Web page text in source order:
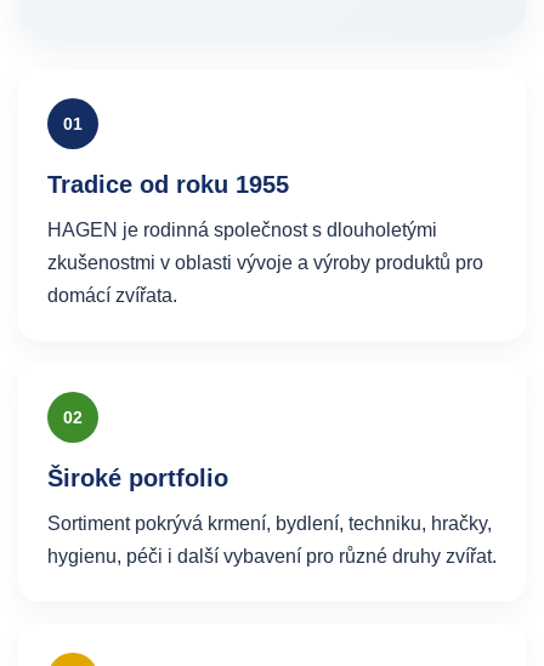
01
Tradice od roku 1955
HAGEN je rodinná společnost s dlouholetými
zkušenostmi v oblasti vývoje a výroby produktů pro
domácí zvířata.
02
Široké portfolio
Sortiment pokrývá krmení, bydlení, techniku, hračky,
hygienu, péči i další vybavení pro různé druhy zvířat.